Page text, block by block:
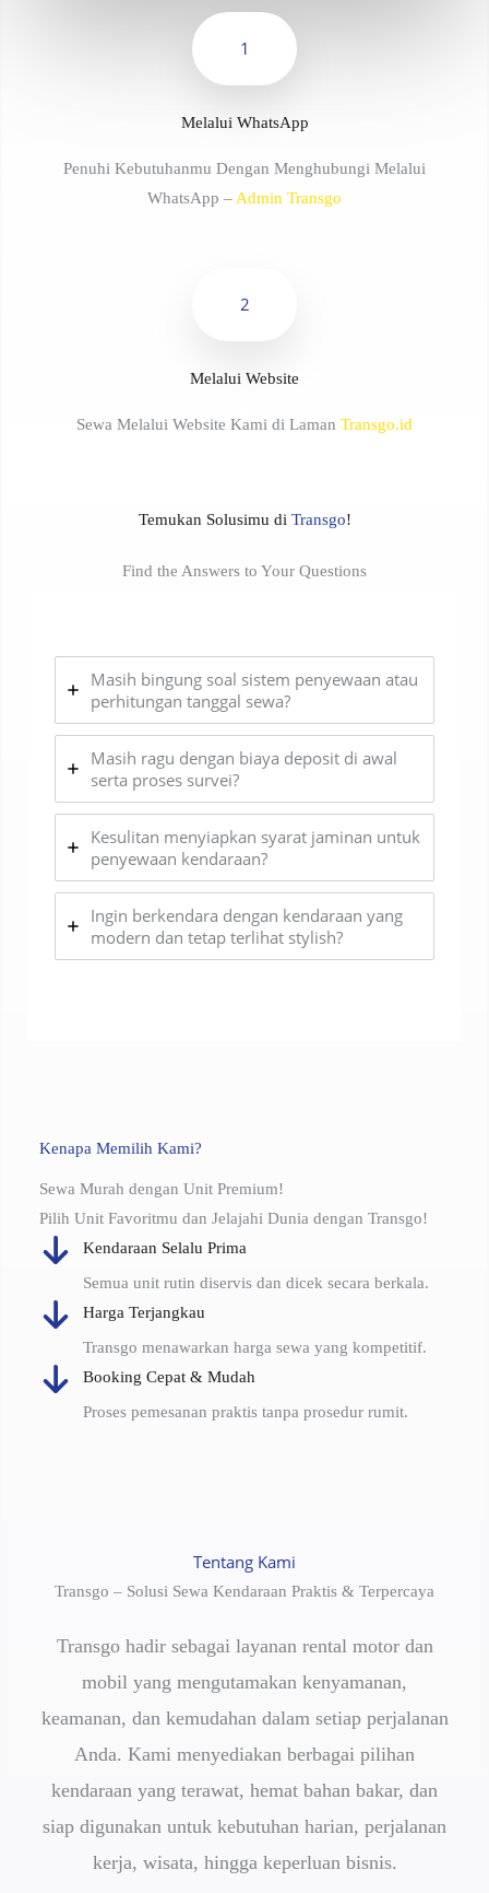
1
Melalui WhatsApp
Penuhi Kebutuhanmu Dengan Menghubungi Melalui
WhatsApp – Admin Transgo
2
Melalui Website
Sewa Melalui Website Kami di Laman Transgo.id
Temukan Solusimu di Transgo!
Find the Answers to Your Questions
Masih bingung soal sistem penyewaan atau
perhitungan tanggal sewa?
Masih ragu dengan biaya deposit di awal
serta proses survei?
Kesulitan menyiapkan syarat jaminan untuk
penyewaan kendaraan?
Ingin berkendara dengan kendaraan yang
modern dan tetap terlihat stylish?
Kenapa Memilih Kami?
Sewa Murah dengan Unit Premium!
Pilih Unit Favoritmu dan Jelajahi Dunia dengan Transgo!
Kendaraan Selalu Prima
Semua unit rutin diservis dan dicek secara berkala.
Harga Terjangkau
Transgo menawarkan harga sewa yang kompetitif.
Booking Cepat & Mudah
Proses pemesanan praktis tanpa prosedur rumit.
Tentang Kami
Transgo – Solusi Sewa Kendaraan Praktis & Terpercaya
Transgo hadir sebagai layanan rental motor dan
mobil yang mengutamakan kenyamanan,
keamanan, dan kemudahan dalam setiap perjalanan
Anda. Kami menyediakan berbagai pilihan
kendaraan yang terawat, hemat bahan bakar, dan
siap digunakan untuk kebutuhan harian, perjalanan
kerja, wisata, hingga keperluan bisnis.